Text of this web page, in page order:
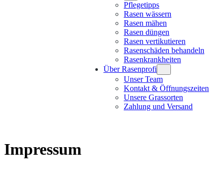
Pflegetipps
Rasen wässern
Rasen mähen
Rasen düngen
Rasen vertikutieren
Rasenschäden behandeln
Rasenkrankheiten
Über Rasenprofi
Unser Team
Kontakt & Öffnungszeiten
Unsere Grassorten
Zahlung und Versand
Impressum